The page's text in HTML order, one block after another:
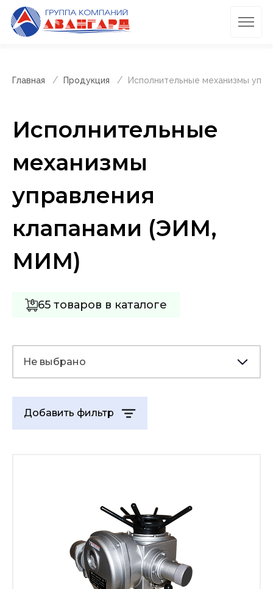
Главная Продукция Исполнительные механизмы
Исполнительные
механизмы
управления
клапанами (ЭИМ,
МИМ)
65 товаров в каталоге
Не выбрано
Добавить фильтр